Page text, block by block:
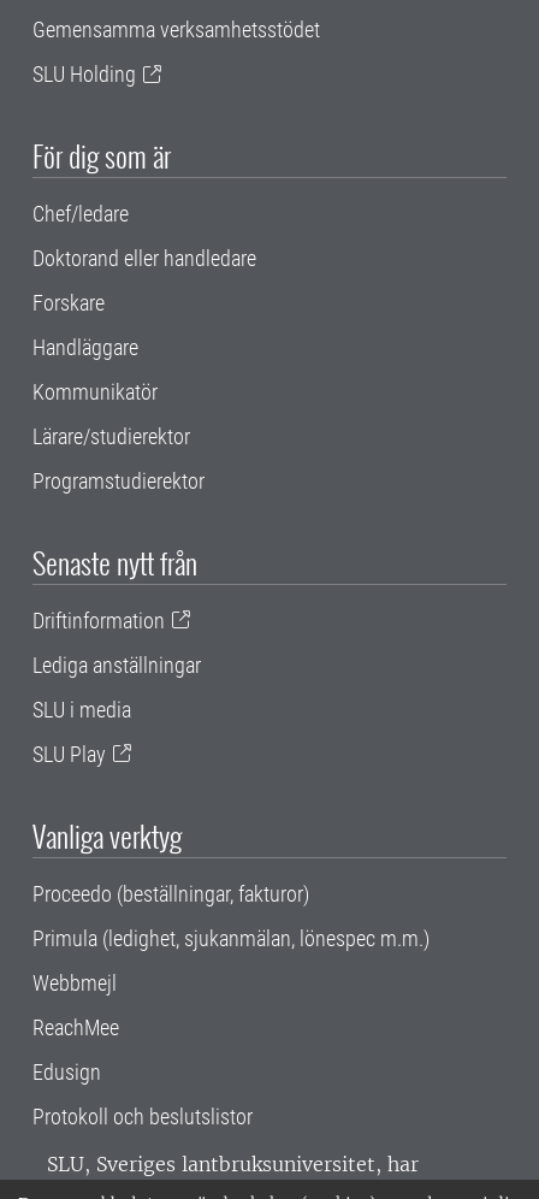
Gemensamma verksamhetsstödet
SLU Holding
För dig som är
Chef/ledare
Doktorand eller handledare
Forskare
Handläggare
Kommunikatör
Lärare/studierektor
Programstudierektor
Senaste nytt från
Driftinformation
Lediga anställningar
SLU i media
SLU Play
Vanliga verktyg
Proceedo (beställningar, fakturor)
Primula (ledighet, sjukanmälan, lönespec m.m.)
Webbmejl
ReachMee
Edusign
Protokoll och beslutslistor
SLU, Sveriges lantbruksuniversitet, har
verksamhet över hela Sverige. Huvudorter är